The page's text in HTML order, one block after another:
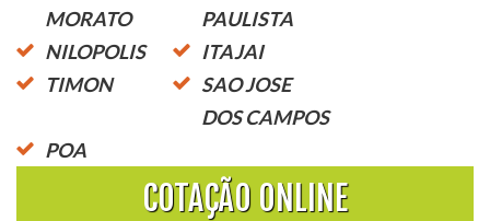
MORATO
PAULISTA
NILOPOLIS
ITAJAI
TIMON
SAO JOSE
DOS CAMPOS
POA
COTAÇÃO ONLINE